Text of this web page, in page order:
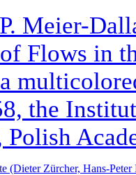
Meier-
Flows in
the
(Dieter Zürcher, Hans-